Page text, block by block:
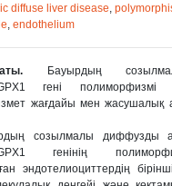
diffuse liver disease
endothelium
Бауырдың
гені полиморфизмі
жағдайы мен жасушалық
созылмалы диффузды
генінің
эндотелиоциттердің